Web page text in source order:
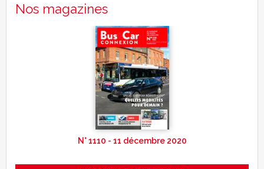
Nos magazines
N° 1110 - 11 décembre 2020